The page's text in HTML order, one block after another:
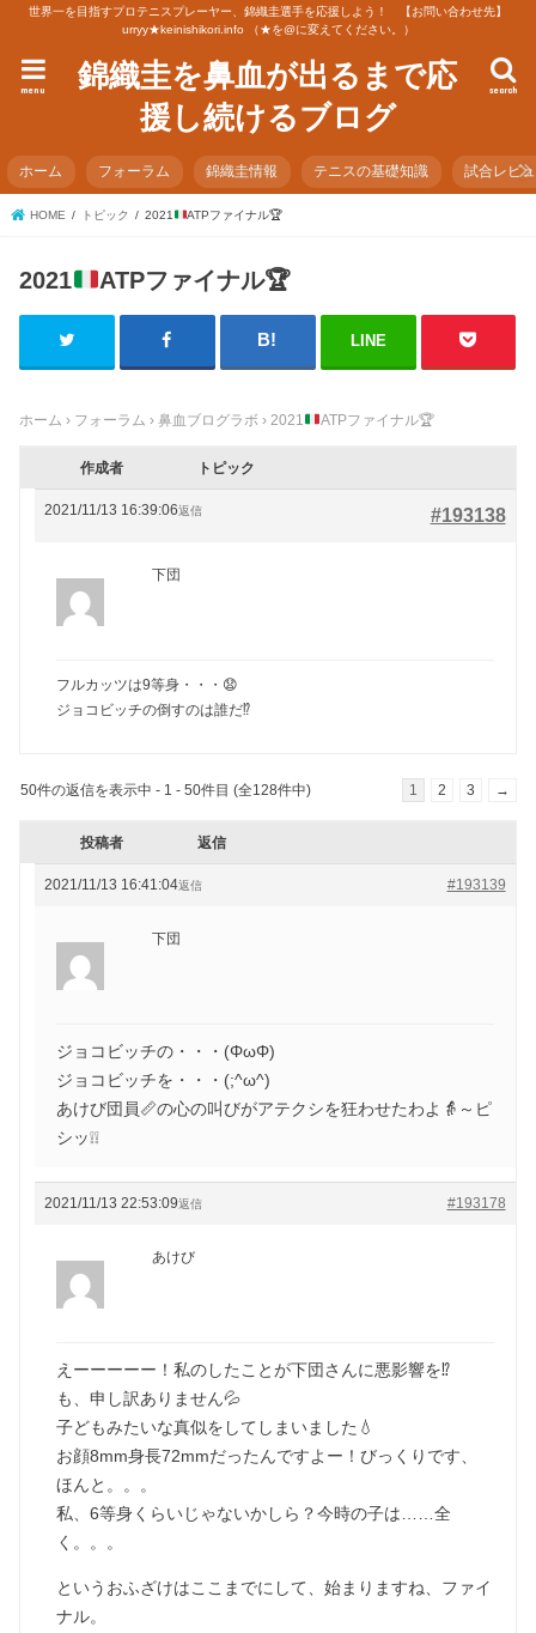
世界一を目指すプロテニスプレーヤー、錦織圭選手を応援しよう！ 【お問い合わせ先】
urryy★keinishikori.info （★を@に変えてください。）
錦織圭を鼻血が出るまで応
援し続けるブログ
search
menu
ホーム フォーラム 錦織圭情報 テニスの基礎知識 試合レビ
HOME トピック 2021 ATPファイナル🏆
2021 ATPファイナル🏆
LINE
ホーム › フォーラム › 鼻血ブログラボ › 2021 ATPファイナル🏆
作成者 トピック
2021/11/13 16:39:06 #193138
返信
下団
フルカッツは9等身・・・😧
ジョコビッチの倒すのは誰だ⁉️
50件の返信を表示中 - 1 - 50件目 (全128件中) 1 2 3 →
投稿者 返信
2021/11/13 16:41:04 #193139
返信
下団
ジョコビッチの・・・(ΦωΦ)
ジョコビッチを・・・(;^ω^)
あけび団員📏の心の叫びがアテクシを狂わせたわよ👵～ピ
シッ❕❕
2021/11/13 22:53:09 #193178
返信
あけび
えーーーーー！私のしたことが下団さんに悪影響を⁉️
も、申し訳ありません💦
子どもみたいな真似をしてしまいました💧
お顔8mm身長72mmだったんですよー！びっくりです、
ほんと。。。
私、6等身くらいじゃないかしら？今時の子は……全
く。。。
というおふざけはここまでにして、始まりますね、ファイ
ナル。